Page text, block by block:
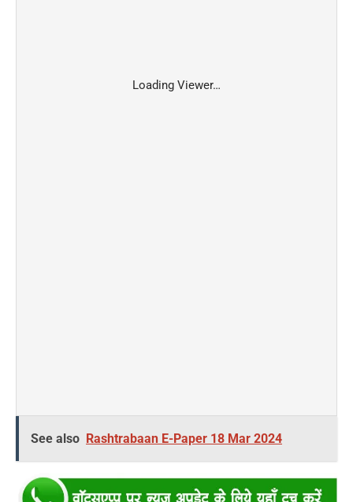
Loading Viewer…
See also Rashtrabaan E-Paper 18 Mar 2024